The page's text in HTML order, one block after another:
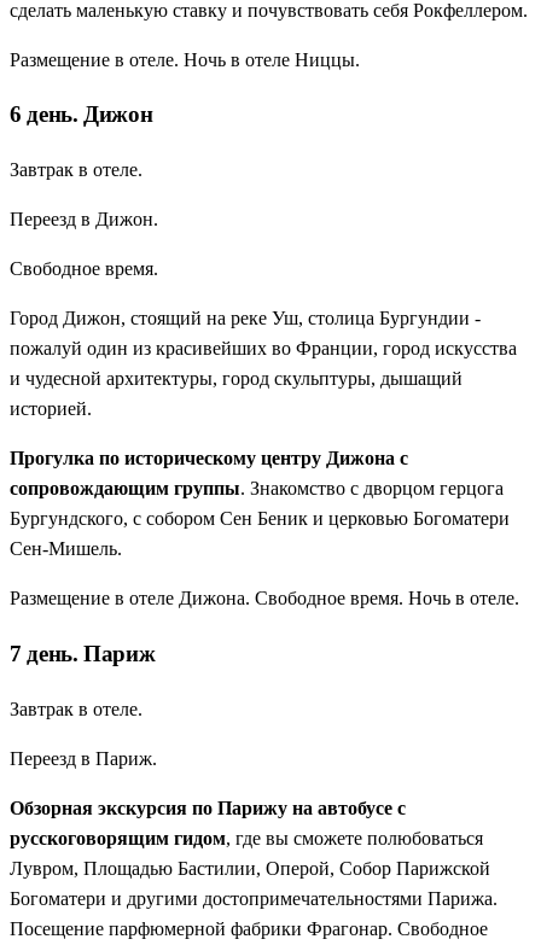
сделать маленькую ставку и почувствовать себя Рокфеллером.
Размещение в отеле. Ночь в отеле Ниццы.
6 день. Дижон
Завтрак в отеле.
Переезд в Дижон.
Свободное время.
Город Дижон, стоящий на реке Уш, столица Бургундии -
пожалуй один из красивейших во Франции, город искусства
и чудесной архитектуры, город скульптуры, дышащий
историей.
Прогулка по историческому центру Дижона с
сопровождающим группы. Знакомство с дворцом герцога
Бургундского, с собором Сен Беник и церковью Богоматери
Сен-Мишель.
Размещение в отеле Дижона. Свободное время. Ночь в отеле.
7 день. Париж
Завтрак в отеле.
Переезд в Париж.
Обзорная экскурсия по Парижу на автобусе с
русскоговорящим гидом, где вы сможете полюбоваться
Лувром, Площадью Бастилии, Оперой, Собор Парижской
Богоматери и другими достопримечательностями Парижа.
Посещение парфюмерной фабрики Фрагонар. Свободное